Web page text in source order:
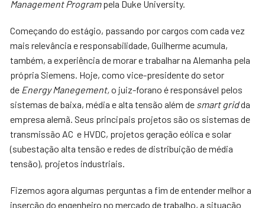
Management Programpela Duke University.
Começando do estágio, passando por cargos com cada vez
mais relevância e responsabilidade, Guilherme acumula,
também, a experiência de morar e trabalhar na Alemanha pela
própria Siemens. Hoje, como vice-presidente do setor
de Energy Manegement,o juiz-forano é responsável pelos
sistemas de baixa, média e alta tensão além de smart gridda
empresa alemã. Seus principais projetos são os sistemas de
transmissão AC e HVDC, projetos geração eólica e solar
(subestação alta tensão e redes de distribuição de média
tensão), projetos industriais.
Fizemos agora algumas perguntas a fim de entender melhor a
inserção do engenheiro no mercado de trabalho, a situação